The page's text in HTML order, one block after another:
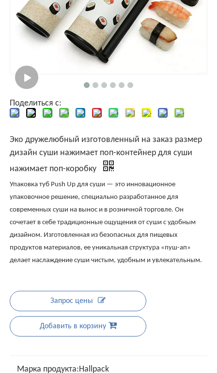
Поделиться с:
Эко дружелюбный изготовленный на заказ размер
дизайн суши нажимает поп-контейнер для суши
нажимает поп-коробку
Упаковка туб Push Up для суши — это инновационное
упаковочное решение, специально разработанное для
современных суши на вынос и в розничной торговле. Он
сочетает в себе традиционные ощущения от суши с удобным
дизайном. Изготовленная из безопасных для пищевых
продуктов материалов, ее уникальная структура «пуш-ап»
делает наслаждение суши чистым, удобным и увлекательным.
Запрос цены
Добавить в корзину
Марка продукта:Hallpack